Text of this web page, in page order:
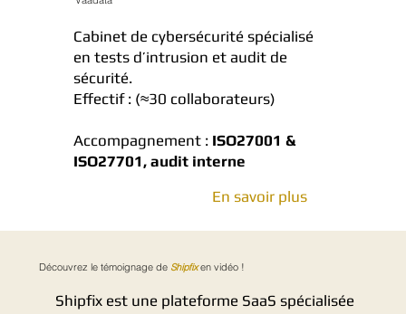
Cabinet de cybersécurité spécialisé
en tests d’intrusion et audit de
sécurité.
Effectif : (≈30 collaborateurs)
Accompagnement : ISO27001 &
ISO27701, audit interne
En savoir plus
Découvrez le témoignage de Shipfixen vidéo !
Shipfix est une plateforme SaaS spécialisée